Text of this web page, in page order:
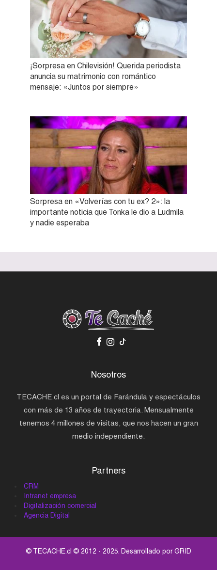
¡Sorpresa en Chilevisión! Querida periodista
anuncia su matrimonio con romántico
mensaje: «Juntos por siempre»
Sorpresa en «Volverías con tu ex? 2»: la
importante noticia que Tonka le dio a Ludmila
y nadie esperaba
Nosotros
TECACHE.cl es un portal de Farándula y espectáculos
con más de 13 años de trayectoria. Mensualmente
tenemos 4 millones de visitas, que nos hacen un gran
medio independiente.
Partners
CRM
Intranet empresa
Digitalización comercial
Agencia Digital
© TECACHE.cl © 2012 - 2025. Desarrollado porGRID